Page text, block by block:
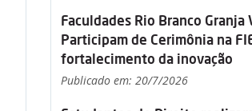
Faculdades Rio Branco Granja
Participam de Cerimônia na
fortalecimento da inovação
Publicado em: 20/7/2026